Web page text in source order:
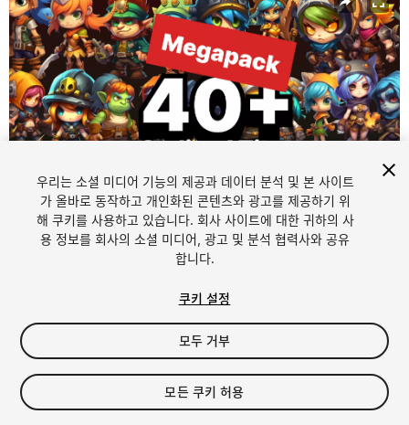
1/ 6
$25.99
세금/부가세는 결제 시 반영됩니다.
우리는 소셜 미디어 기능의 제공과 데이터 분석 및 본 사이트
가 올바로 동작하고 개인화된 콘텐츠와 광고를 제공하기 위
해 쿠키를 사용하고 있습니다. 회사 사이트에 대한 귀하의 사
용 정보를 회사의 소셜 미디어, 광고 및 분석 협력사와 공유
합니다.
쿠키 설정
모두 거부
모든 쿠키 허용